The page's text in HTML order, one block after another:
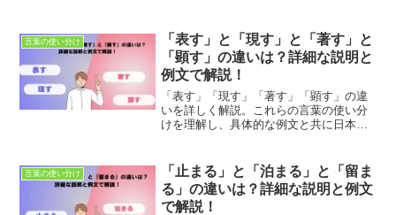
にとって使いやすい環境作りを目指しま
す。
言葉の使い分け
「表す」と「現す」と「著す」と
「顕す」の違いは？詳細な説明と
例文で解説！
「表す」「現す」「著す」「顕す」の違
いを詳しく解説。これらの言葉の使い分
けを理解し、具体的な例文と共に日本語
ュニケーションを目指します。
言葉の使い分け
「止まる」と「泊まる」と「留ま
る」の違いは？詳細な説明と例文
で解説！